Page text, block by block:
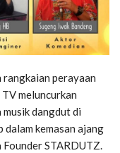
rangkaian perayaan
meluncurkan
dangdut di
dalam kemasan ajang
STARDUTZ.